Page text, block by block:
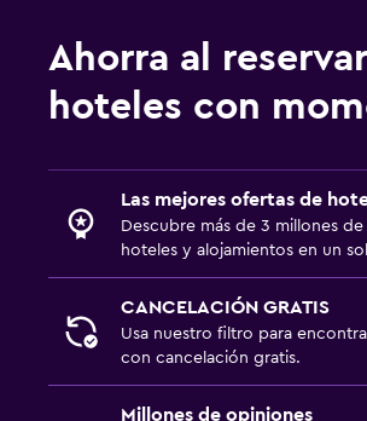
Ahorra al reservar
hoteles con
Las mejores ofertas de
Descubre más de 3 millones
hoteles y alojamientos en un
CANCELACIÓN GRATIS
Usa nuestro filtro para
con cancelación gratis.
Millones de opiniones